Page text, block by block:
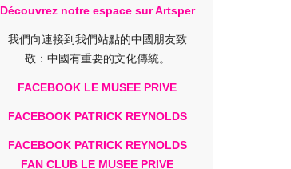
Découvrez notre espace sur Artsper
我們向連接到我們站點的中國朋友致
敬：中國有重要的文化傳統。
FACEBOOK LE MUSEE PRIVE
FACEBOOK PATRICK REYNOLDS
FACEBOOK PATRICK REYNOLDS
FAN CLUB LE MUSEE PRIVE